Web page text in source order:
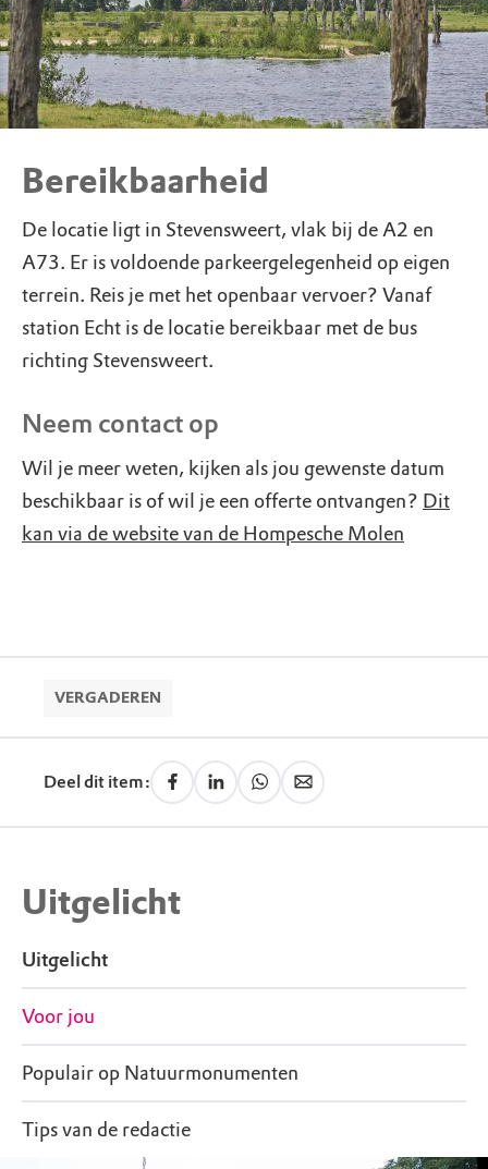
Bereikbaarheid
De locatie ligt in Stevensweert, vlak bij de A2 en
A73. Er is voldoende parkeergelegenheid op eigen
terrein. Reis je met het openbaar vervoer? Vanaf
station Echt is de locatie bereikbaar met de bus
richting Stevensweert.
Neem contact op
Wil je meer weten, kijken als jou gewenste datum
beschikbaar is of wil je een offerte ontvangen? Dit
kan via de website van de Hompesche Molen
VERGADEREN
Deel dit item:
Uitgelicht
Uitgelicht
Voor jou
Populair op Natuurmonumenten
Tips van de redactie